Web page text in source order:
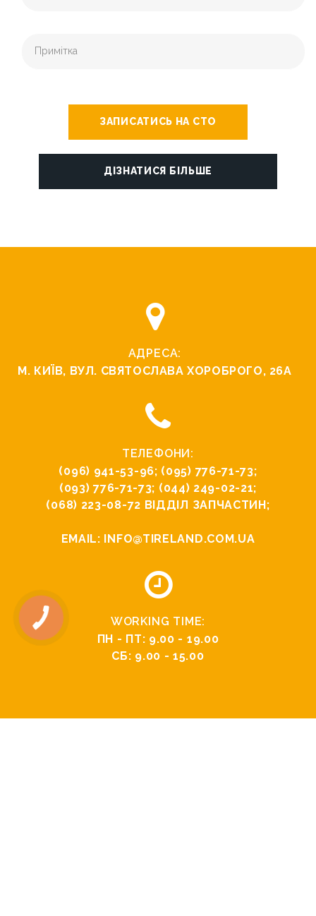
ЗАПИСАТИСЬ НА СТО
ДІЗНАТИСЯ БІЛЬШЕ
АДРЕСА:
М. КИЇВ, ВУЛ. СВЯТОСЛАВА ХОРОБРОГО, 26А
ТЕЛЕФОНИ:
(096) 941-53-96; (095) 776-71-73;
(093) 776-71-73; (044) 249-02-21;
(068) 223-08-72 ВІДДІЛ ЗАПЧАСТИН;
EMAIL: INFO@TIRELAND.COM.UA
WORKING TIME:
ПН - ПТ: 9.00 - 19.00
СБ: 9.00 - 15.00